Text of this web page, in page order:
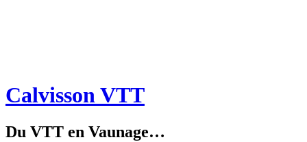
Calvisson VTT
Du VTT en Vaunage…